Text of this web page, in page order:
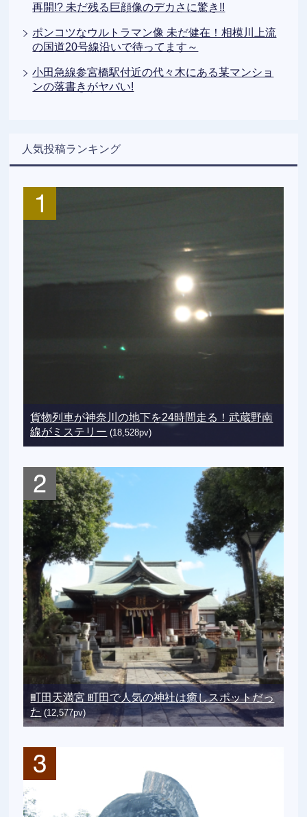
再開!? 未だ残る巨顔像のデカさに驚き!!
ポンコツなウルトラマン像 未だ健在！相模川上流
の国道20号線沿いで待ってます～
小田急線参宮橋駅付近の代々木にある某マンショ
ンの落書きがヤバい!
人気投稿ランキング
貨物列車が神奈川の地下を24時間走る！武蔵野南
線がミステリー (18,528pv)
町田天満宮 町田で人気の神社は癒しスポットだっ
た (12,577pv)